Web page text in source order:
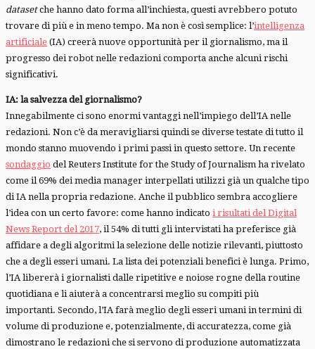
datasetche hanno dato forma all’inchiesta, questi avrebbero potuto
trovare di più e in meno tempo. Ma non è così semplice: l’intelligenza
artificiale (IA) creerà nuove opportunità per il giornalismo, ma il
progresso dei robot nelle redazioni comporta anche alcuni rischi
significativi.
IA: la salvezza del giornalismo?
Innegabilmente ci sono enormi vantaggi nell’impiego dell’IA nelle
redazioni. Non c’è da meravigliarsi quindi se diverse testate di tutto il
mondo stanno muovendo i primi passi in questo settore. Un recente
sondaggio del Reuters Institute for the Study of Journalism ha rivelato
come il 69% dei media manager interpellati utilizzi già un qualche tipo
di IA nella propria redazione. Anche il pubblico sembra accogliere
l’idea con un certo favore: come hanno indicato i risultati del Digital
News Report del 2017, il 54% di tutti gli intervistati ha preferisce già
affidare a degli algoritmi la selezione delle notizie rilevanti, piuttosto
che a degli esseri umani. La lista dei potenziali benefici è lunga. Primo,
l’IA libererà i giornalisti dalle ripetitive e noiose rogne della routine
quotidiana e li aiuterà a concentrarsi meglio su compiti più
importanti. Secondo, l’IA farà meglio degli esseri umani in termini di
volume di produzione e, potenzialmente, di accuratezza, come già
dimostrano le redazioni che si servono di produzione automatizzata